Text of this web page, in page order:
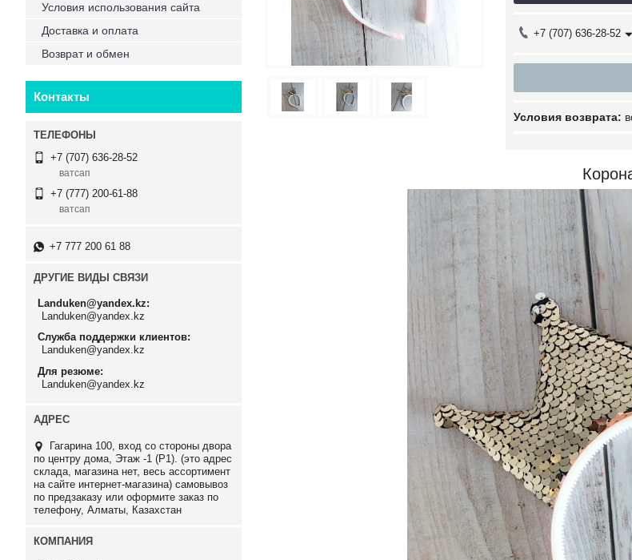
+7 (707) 636-28-52
Условия использования сайта
Доставка и оплата
Возврат и обмен
Контакты
+7 (707) 636-28-52
ватсап
+7 (777) 200-61-88
ватсап
+7 777 200 61 88
ДРУГИЕ ВИДЫ СВЯЗИ
Landuken@yandex.kz
Landuken@yandex.kz
Служба поддержки клиентов
Landuken@yandex.kz
Для резюме
Landuken@yandex.kz
Гагарина 100, вход со стороны двора
по центру дома, Этаж -1 (P1). (это адрес
склада, магазина нет, весь ассортимент
на сайте интернет-магазина) самовывоз
по предзаказу или оформите заказ по
телефону, Алматы, Казахстан